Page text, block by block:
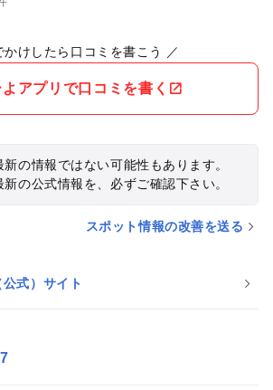
かけしたら口コミを書こう ／
アプリで口コミを書く
新の情報ではない可能性もあります。
の公式情報を、必ずご確認下さい。
スポット情報の改善を送る
式）サイト